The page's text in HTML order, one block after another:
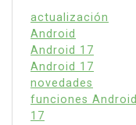
actualización
Android
Android 17
Android 17
novedades
funciones Android
17